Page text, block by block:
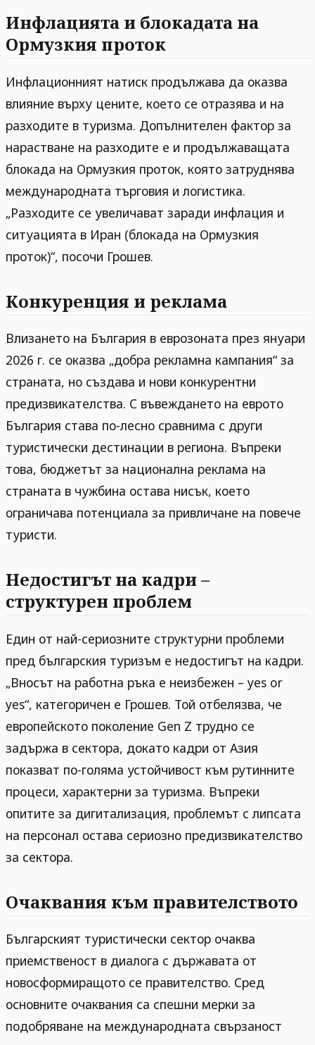
Инфлацията и блокадата на
Ормузкия проток
Инфлационният натиск продължава да оказва
влияние върху цените, което се отразява и на
разходите в туризма. Допълнителен фактор за
нарастване на разходите е и продължаващата
блокада на Ормузкия проток, която затруднява
международната търговия и логистика.
„Разходите се увеличават заради инфлация и
ситуацията в Иран (блокада на Ормузкия
проток)“, посочи Грошев.
Конкуренция и реклама
Влизането на България в еврозоната през януари
2026 г. се оказва „добра рекламна кампания“ за
страната, но създава и нови конкурентни
предизвикателства. С въвеждането на еврото
България става по-лесно сравнима с други
туристически дестинации в региона. Въпреки
това, бюджетът за национална реклама на
страната в чужбина остава нисък, което
ограничава потенциала за привличане на повече
туристи.
Недостигът на кадри –
структурен проблем
Един от най-сериозните структурни проблеми
пред българския туризъм е недостигът на кадри.
„Вносът на работна ръка е неизбежен – yes or
yes“, категоричен е Грошев. Той отбелязва, че
европейското поколение Gen Z трудно се
задържа в сектора, докато кадри от Азия
показват по-голяма устойчивост към рутинните
процеси, характерни за туризма. Въпреки
опитите за дигитализация, проблемът с липсата
на персонал остава сериозно предизвикателство
за сектора.
Очаквания към правителството
Българският туристически сектор очаква
приемственост в диалога с държавата от
новосформиращото се правителство. Сред
основните очаквания са спешни мерки за
подобряване на международната свързаност